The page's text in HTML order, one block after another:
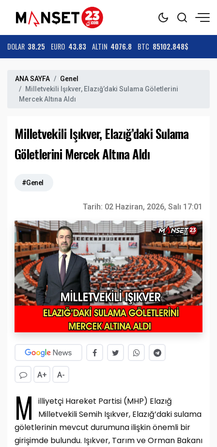
DOLAR 38.25 EURO 43.83 ALTIN 4076.8 BTC 85102.848$
ANA SAYFA
Genel
Milletvekili Işıkver, Elazığ’daki Sulama Göletlerini
Mercek Altına Aldı
Milletvekili Işıkver, Elazığ’daki Sulama
Göletlerini Mercek Altına Aldı
#Genel
Tarih: 02 Haziran, 2026, Salı 17:01
A+ A-
M
illiyetçi Hareket Partisi (MHP) Elazığ
Milletvekili Semih Işıkver, Elazığ’daki sulama
göletlerinin mevcut durumuna ilişkin önemli bir
girişimde bulundu. Işıkver, Tarım ve Orman Bakanı